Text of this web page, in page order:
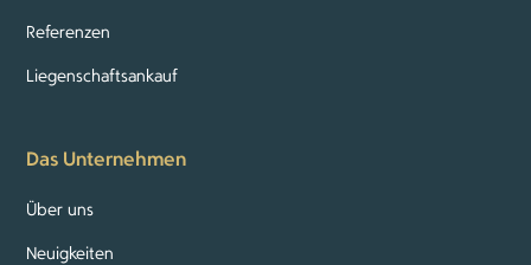
Referenzen
Liegenschaftsankauf
Das Unternehmen
Über uns
Neuigkeiten